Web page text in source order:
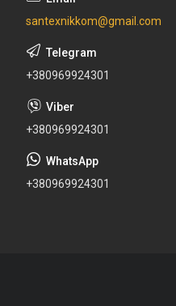
santexnikkom@gmail.com
+380969924301
+380969924301
+380969924301